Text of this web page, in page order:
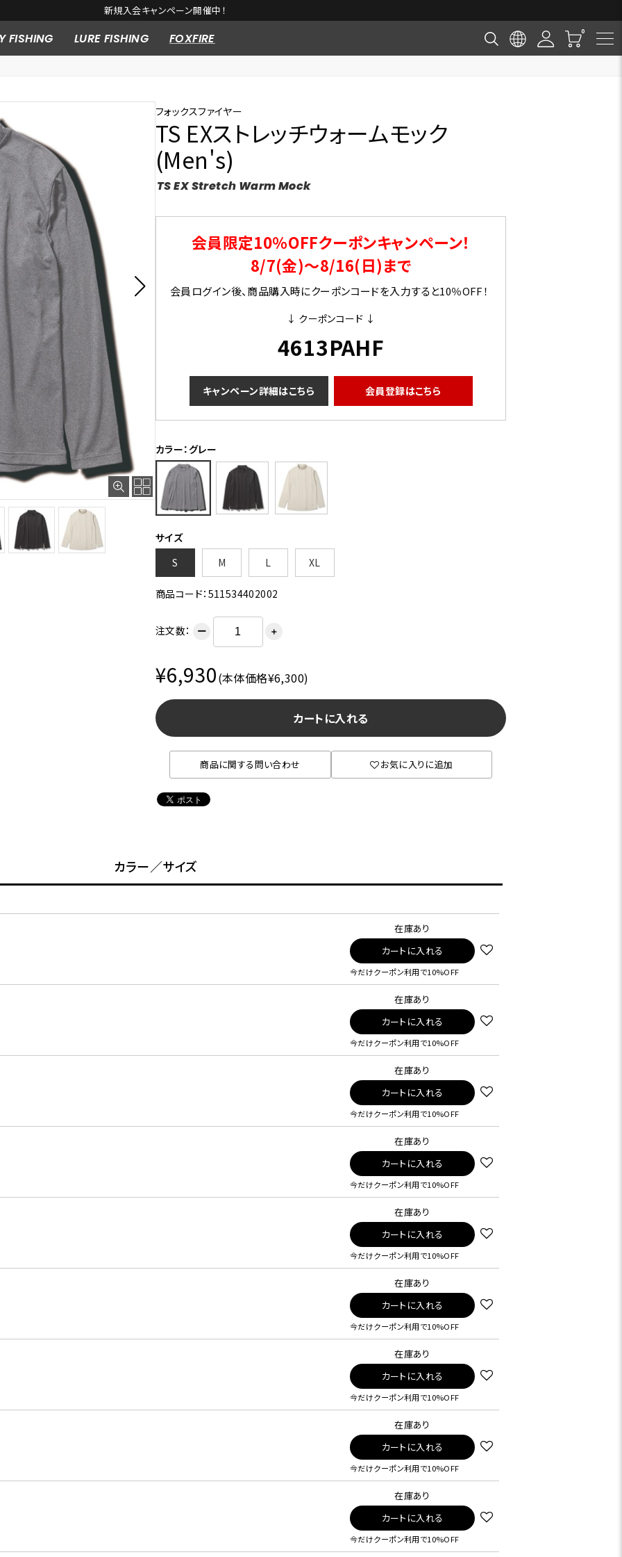
新規入会キャンペーン開催中！
FISHING LURE FISHING FOXFIRE
フォックスファイヤー
TS EXストレッチウォームモック
(Men's)
TS EX Stretch Warm Mock
会員限定10％OFFクーポンキャンペーン！
8/7(金)～8/16(日)まで
会員ログイン後、商品購入時にクーポンコードを入力すると10％OFF！
↓ クーポンコード ↓
4613PAHF
キャンペーン詳細はこちら 会員登録はこちら
カラー：グレー
サイズ
S
M L XL
商品コード：511534402002
注文数： ー ＋
¥6,930(本体価格¥6,300)
カートに入れる
商品に関する問い合わせ お気に入りに追加
カラー／サイズ
在庫あり
カートに入れる
今だけクーポン利用で10%OFF
在庫あり
カートに入れる
今だけクーポン利用で10%OFF
在庫あり
カートに入れる
今だけクーポン利用で10%OFF
在庫あり
カートに入れる
今だけクーポン利用で10%OFF
在庫あり
カートに入れる
今だけクーポン利用で10%OFF
在庫あり
カートに入れる
今だけクーポン利用で10%OFF
在庫あり
カートに入れる
今だけクーポン利用で10%OFF
在庫あり
カートに入れる
今だけクーポン利用で10%OFF
在庫あり
カートに入れる
今だけクーポン利用で10%OFF